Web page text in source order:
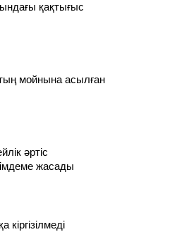
қақтығыс
мойнына асылған
әртіс
жасады